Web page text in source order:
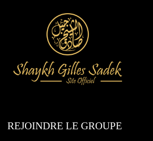
REJOINDRE LE GROUPE